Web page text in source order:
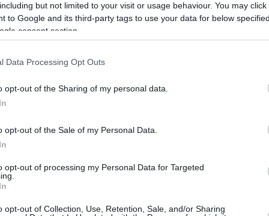
but not limited to your visit or usage behaviour. You may
to Google and its third-party tags to use your data for below
consent section.
Data Processing Opt Outs
opt-out of the Sharing of my personal data.
opt-out of the Sale of my Personal Data.
opt-out of processing my Personal Data for Targeted
opt-out of Collection, Use, Retention, Sale, and/or Sharing
των πληρωμών από e-
για την περίοδο 25- 29
οι πληρωμές των συνταξιούχων
2
πληρωμών για συντάξεις
επιδόματα - Όλες οι